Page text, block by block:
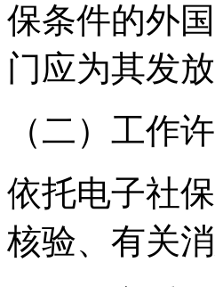
保条件的外
门应为其发
（二）工作
依托电子社
核验、有关